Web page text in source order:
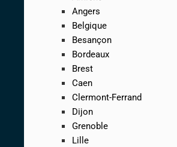
Angers
Belgique
Besançon
Bordeaux
Brest
Caen
Clermont-Ferrand
Dijon
Grenoble
Lille